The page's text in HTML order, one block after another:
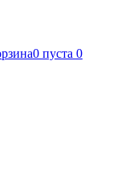
0 пуста 0